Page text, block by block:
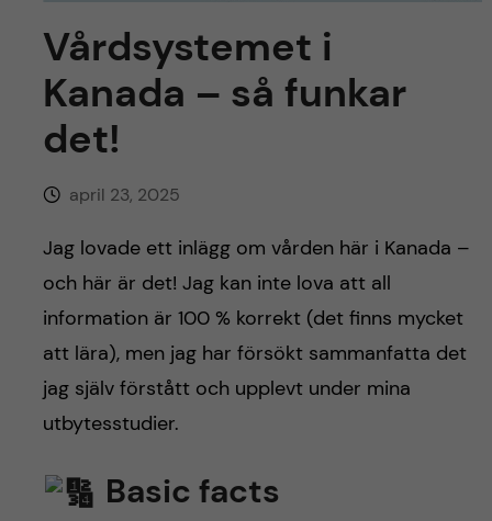
Vårdsystemet i
Kanada – så funkar
det!
april 23, 2025
Jag lovade ett inlägg om vården här i Kanada –
och här är det! Jag kan inte lova att all
information är 100 % korrekt (det finns mycket
att lära), men jag har försökt sammanfatta det
jag själv förstått och upplevt under mina
utbytesstudier.
Basic facts